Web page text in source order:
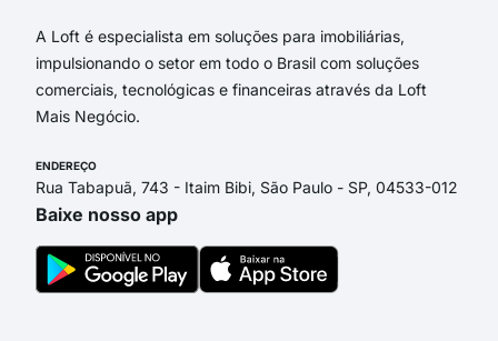
A Loft é especialista em soluções para imobiliárias,
impulsionando o setor em todo o Brasil com soluções
comerciais, tecnológicas e financeiras através da Loft
Mais Negócio.
ENDEREÇO
Rua Tabapuã, 743 - Itaim Bibi, São Paulo - SP, 04533-012
Baixe nosso app